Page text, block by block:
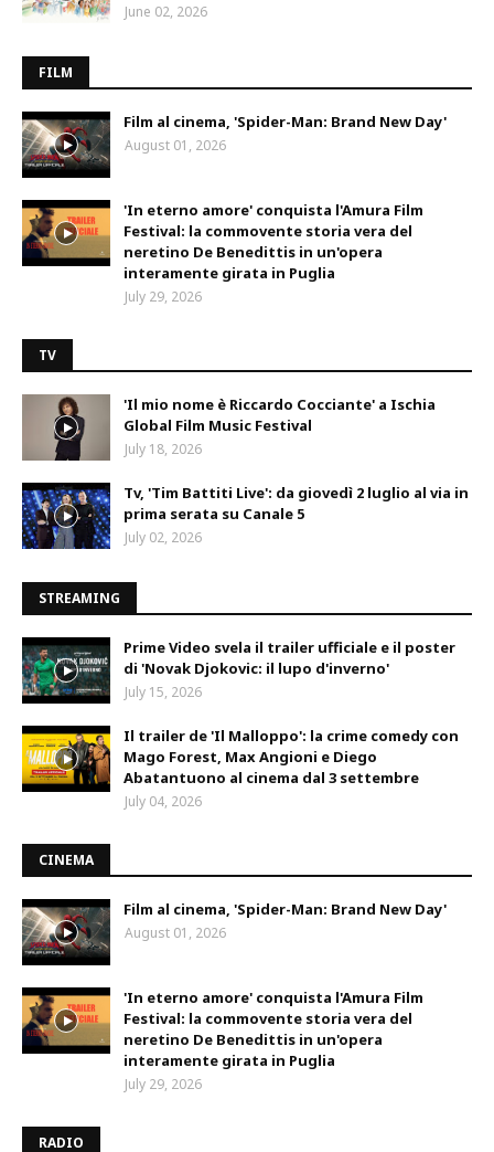
June 02, 2026
FILM
Film al cinema, 'Spider-Man: Brand New Day'
August 01, 2026
'In eterno amore' conquista l'Amura Film
Festival: la commovente storia vera del
neretino De Benedittis in un'opera
interamente girata in Puglia
July 29, 2026
TV
'Il mio nome è Riccardo Cocciante' a Ischia
Global Film Music Festival
July 18, 2026
Tv, 'Tim Battiti Live': da giovedì 2 luglio al via in
prima serata su Canale 5
July 02, 2026
STREAMING
Prime Video svela il trailer ufficiale e il poster
di 'Novak Djokovic: il lupo d'inverno'
July 15, 2026
Il trailer de 'Il Malloppo': la crime comedy con
Mago Forest, Max Angioni e Diego
Abatantuono al cinema dal 3 settembre
July 04, 2026
CINEMA
Film al cinema, 'Spider-Man: Brand New Day'
August 01, 2026
'In eterno amore' conquista l'Amura Film
Festival: la commovente storia vera del
neretino De Benedittis in un'opera
interamente girata in Puglia
July 29, 2026
RADIO